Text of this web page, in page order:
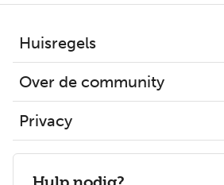
Huisregels
Over de community
Privacy